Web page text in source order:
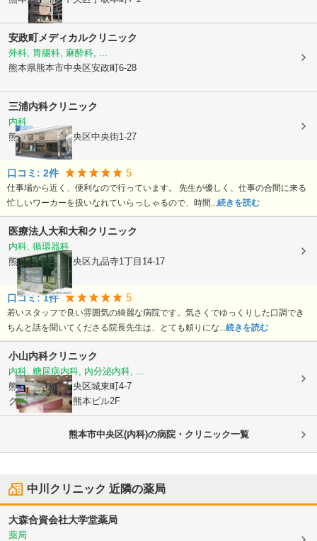
安政町メディカルクリニック
外科, 胃腸科, 麻酔科, ...
熊本県熊本市中央区安政町6-28
三浦内科クリニック
内科
熊本県熊本市中央区中央街1-27
口コミ: 2件 5
仕事場から近く、便利なので行っています。 先生が優しく、仕事の合間に来る
忙しいワーカーを扱いなれていらっしゃるので、時間...続きを読む
医療法人大和大和クリニック
内科, 循環器科
熊本県熊本市中央区九品寺1丁目14-17
口コミ:1件 5
若いスタッフで良い雰囲気の綺麗な病院です。気さくでゆっくりした口調でき
ちんと話を聞いてくださる院長先生は、とても頼りにな...続きを読む
小山内科クリニック
内科, 糖尿病内科, 内分泌内科, ...
熊本県熊本市中央区城東町4-7
グランガーデン熊本ビル2F
熊本市中央区(内科)の病院・クリニック一覧
中川クリニック 近隣の薬局
大森合資会社大学堂薬局
薬局